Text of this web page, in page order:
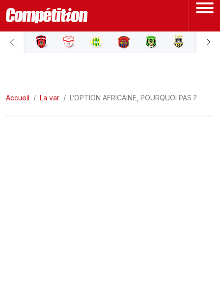
ACCUEIL
LIGUE 2
Accueil La var L’OPTION AFRICAINE, POURQUOI PAS ?